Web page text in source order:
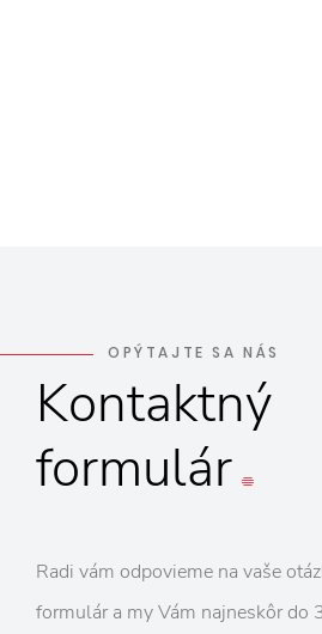
OPÝTAJTE SA NÁS
Kontaktný
formulár
Radi vám odpovieme na vaše
formulár a my Vám najneskôr do